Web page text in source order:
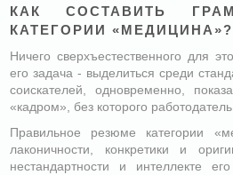
КАК СОСТАВИТЬ
КАТЕГОРИИ «МЕДИЦИНА»?
Ничего сверхъестественного для
его задача - выделиться среди
соискателей, одновременно,
«кадром», без которого
Правильное резюме категории
лаконичности, конкретики и
нестандартности и интеллекте